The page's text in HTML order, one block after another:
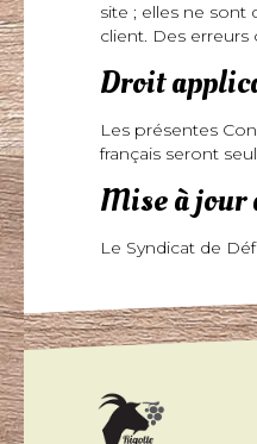
site ; elles ne
client. Des
Droit
Les présentes
français seront
Mise à jour
Le Syndicat de